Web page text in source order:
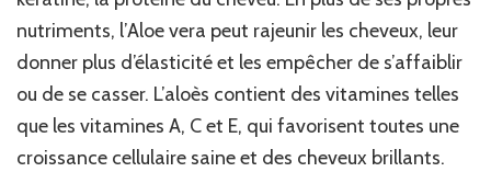
nutriments, l’Aloe vera peut rajeunir les cheveux, leur
donner plus d’élasticité et les empêcher de s’affaiblir
ou de se casser. L’aloès contient des vitamines telles
que les vitamines A, C et E, qui favorisent toutes une
croissance cellulaire saine et des cheveux brillants.